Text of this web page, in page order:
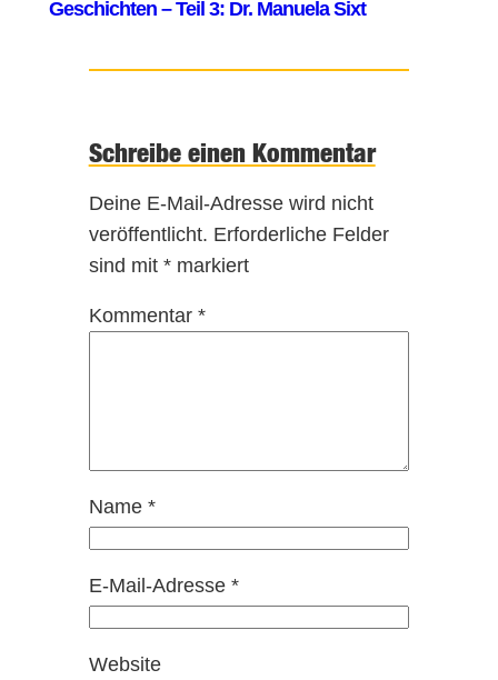
Schreibe einen Kommentar
Deine E-Mail-Adresse wird nicht
veröffentlicht. Erforderliche Felder
sind mit *markiert
Kommentar *
Name *
E-Mail-Adresse *
Website